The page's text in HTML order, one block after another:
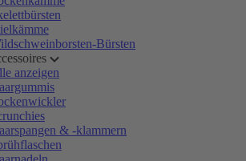
Bürsten
anzeigen
& -klammern